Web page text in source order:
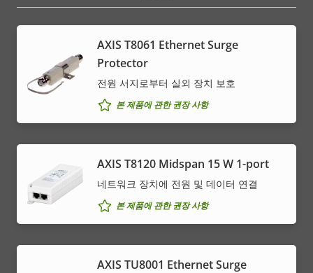
AXIS T8061 Ethernet Surge
Protector
전원 서지로부터 실외 장치 보호
본 제품에 관한 권장 사항
AXIS T8120 Midspan 15 W 1-port
네트워크 장치에 전원 및 데이터 연결
본 제품에 관한 권장 사항
AXIS TU8001 Ethernet Surge